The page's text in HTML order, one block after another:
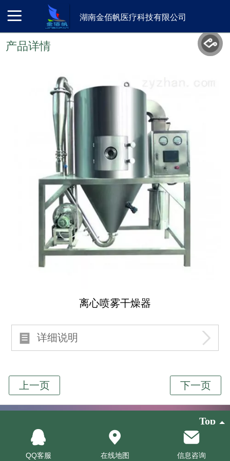
湖南金佰帆医疗科技有限公司
首页 产品展示 联系我们
产品详情
离心喷雾干燥器
详细说明
Top
湖南金佰帆醫療科技有限公司
QQ客服 在线地图 信息咨询